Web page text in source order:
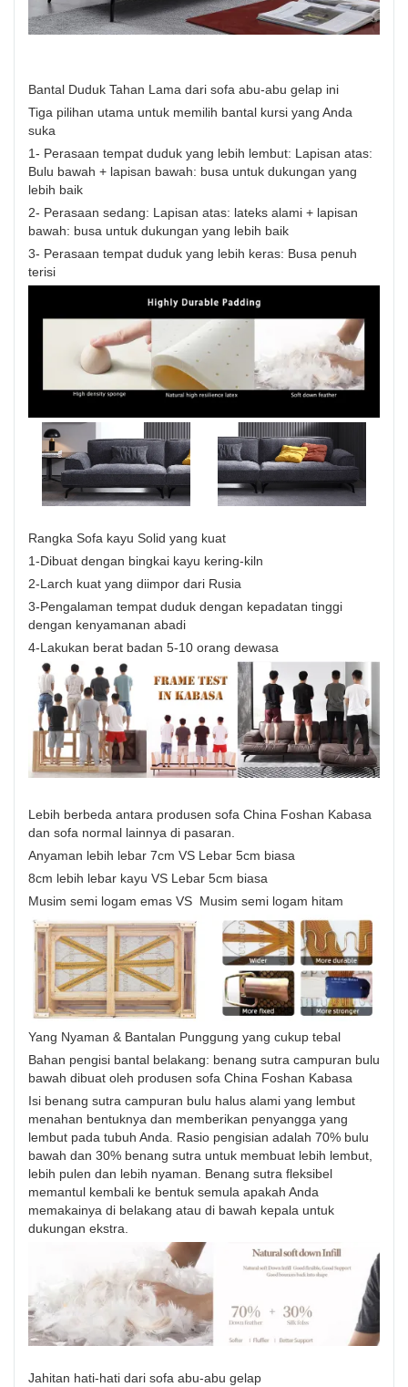
Bantal Duduk Tahan Lama dari sofa abu-abu gelap ini
Tiga pilihan utama untuk memilih bantal kursi yang Anda
suka
1- Perasaan tempat duduk yang lebih lembut: Lapisan atas:
Bulu bawah + lapisan bawah: busa untuk dukungan yang
lebih baik
2- Perasaan sedang: Lapisan atas: lateks alami + lapisan
bawah: busa untuk dukungan yang lebih baik
3- Perasaan tempat duduk yang lebih keras: Busa penuh
terisi
Rangka Sofa kayu Solid yang kuat
1-Dibuat dengan bingkai kayu kering-kiln
2-Larch kuat yang diimpor dari Rusia
3-Pengalaman tempat duduk dengan kepadatan tinggi
dengan kenyamanan abadi
4-Lakukan berat badan 5-10 orang dewasa
Lebih berbeda antara produsen sofa China Foshan Kabasa
dan sofa normal lainnya di pasaran.
Anyaman lebih lebar 7cm VS Lebar 5cm biasa
8cm lebih lebar kayu VS Lebar 5cm biasa
Musim semi logam emas VS Musim semi logam hitam
Yang Nyaman & Bantalan Punggung yang cukup tebal
Bahan pengisi bantal belakang: benang sutra campuran bulu
bawah dibuat oleh produsen sofa China Foshan Kabasa
Isi benang sutra campuran bulu halus alami yang lembut
menahan bentuknya dan memberikan penyangga yang
lembut pada tubuh Anda. Rasio pengisian adalah 70% bulu
bawah dan 30% benang sutra untuk membuat lebih lembut,
lebih pulen dan lebih nyaman. Benang sutra fleksibel
memantul kembali ke bentuk semula apakah Anda
memakainya di belakang atau di bawah kepala untuk
dukungan ekstra.
Jahitan hati-hati dari sofa abu-abu gelap